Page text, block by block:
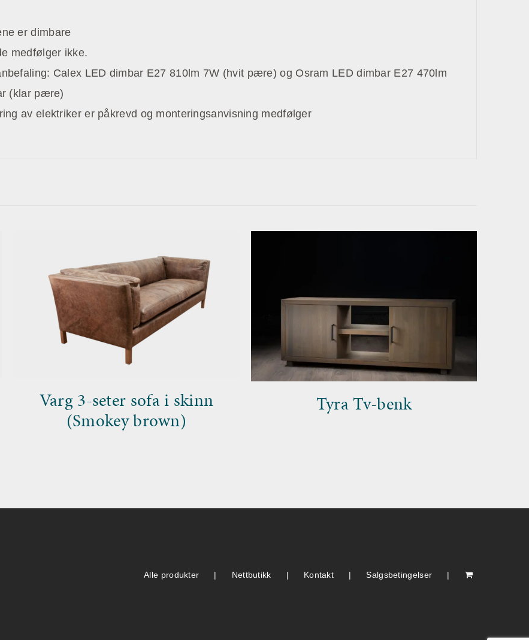
er dimbare
medfølger ikke.
Calex LED dimbar E27 810lm 7W (hvit pære) og Osram LED dimbar E27 470lm
(klar pære)
av elektriker er påkrevd og monteringsanvisning medfølger
Varg 3-seter sofa i skinn
(Smokey brown)
Tyra Tv-benk
Alle produkter Nettbutikk Kontakt Salgsbetingelser